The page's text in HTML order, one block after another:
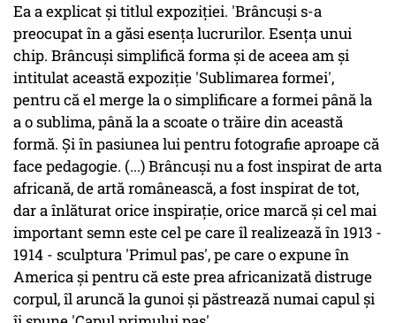
Ea a explicat şi titlul expoziţiei. 'Brâncuşi s-a
preocupat în a găsi esenţa lucrurilor. Esenţa unui
chip. Brâncuşi simplifică forma şi de aceea am şi
intitulat această expoziţie 'Sublimarea formei',
pentru că el merge la o simplificare a formei până la
a o sublima, până la a scoate o trăire din această
formă. Şi în pasiunea lui pentru fotografie aproape că
face pedagogie. (...) Brâncuşi nu a fost inspirat de arta
africană, de artă românească, a fost inspirat de tot,
dar a înlăturat orice inspiraţie, orice marcă şi cel mai
important semn este cel pe care îl realizează în 1913 -
1914 - sculptura 'Primul pas', pe care o expune în
America şi pentru că este prea africanizată distruge
corpul, îl aruncă la gunoi şi păstrează numai capul şi